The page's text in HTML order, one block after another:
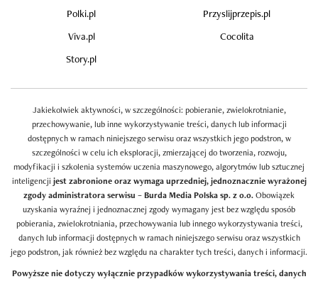
Polki.pl
Przyslijprzepis.pl
Viva.pl
Cocolita
Story.pl
Jakiekolwiek aktywności, w szczególności: pobieranie, zwielokrotnianie,
przechowywanie, lub inne wykorzystywanie treści, danych lub informacji
dostępnych w ramach niniejszego serwisu oraz wszystkich jego podstron, w
szczególności w celu ich eksploracji, zmierzającej do tworzenia, rozwoju,
modyfikacji i szkolenia systemów uczenia maszynowego, algorytmów lub sztucznej
inteligencji jest zabronione oraz wymaga uprzedniej, jednoznacznie wyrażonej
zgody administratora serwisu – Burda Media Polska sp. z o.o.Obowiązek
uzyskania wyraźnej i jednoznacznej zgody wymagany jest bez względu sposób
pobierania, zwielokrotniania, przechowywania lub innego wykorzystywania treści,
danych lub informacji dostępnych w ramach niniejszego serwisu oraz wszystkich
jego podstron, jak również bez względu na charakter tych treści, danych i informacji.
Powyższe nie dotyczy wyłącznie przypadków wykorzystywania treści, danych